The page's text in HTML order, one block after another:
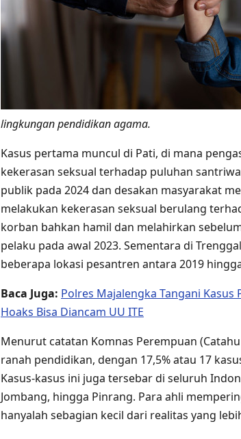
lingkungan pendidikan agama.
Kasus pertama muncul di Pati, di mana
kekerasan seksual terhadap puluhan
publik pada 2024 dan desakan masyarakat
melakukan kekerasan seksual berulang
korban bahkan hamil dan melahirkan
pelaku pada awal 2023. Sementara di
beberapa lokasi pesantren antara 2019
Baca Juga: Polres Majalengka Tangani Kasus
Hoaks Bisa Diancam UU ITE
Menurut catatan Komnas Perempuan
ranah pendidikan, dengan 17,5% atau 17
Kasus-kasus ini juga tersebar di seluruh
Jombang, hingga Pinrang. Para ahli
hanyalah sebagian kecil dari realitas yang